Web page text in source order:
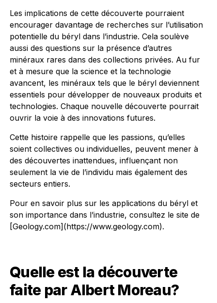
Les implications de cette découverte pourraient
encourager davantage de recherches sur l’utilisation
potentielle du béryl dans l’industrie. Cela soulève
aussi des questions sur la présence d’autres
minéraux rares dans des collections privées. Au fur
et à mesure que la science et la technologie
avancent, les minéraux tels que le béryl deviennent
essentiels pour développer de nouveaux produits et
technologies. Chaque nouvelle découverte pourrait
ouvrir la voie à des innovations futures.
Cette histoire rappelle que les passions, qu’elles
soient collectives ou individuelles, peuvent mener à
des découvertes inattendues, influençant non
seulement la vie de l’individu mais également des
secteurs entiers.
Pour en savoir plus sur les applications du béryl et
son importance dans l’industrie, consultez le site de
[Geology.com](https://www.geology.com).
Quelle est la découverte
faite par Albert Moreau?